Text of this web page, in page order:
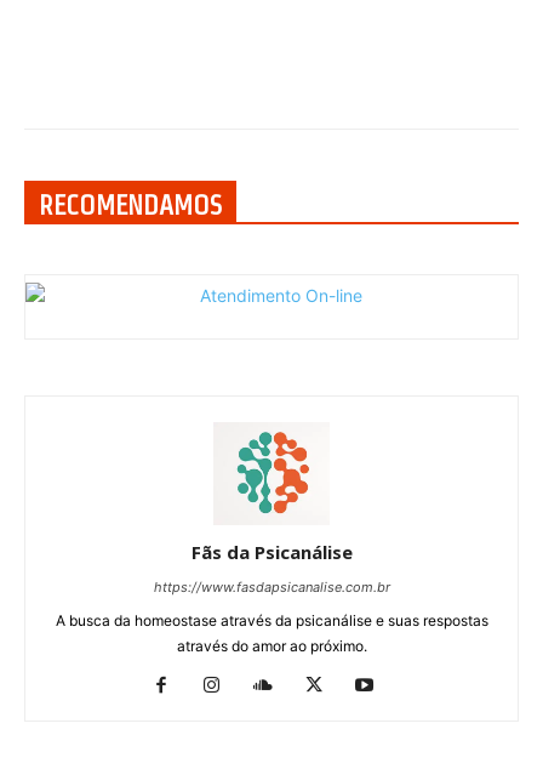
RECOMENDAMOS
Fãs da Psicanálise
https://www.fasdapsicanalise.com.br
A busca da homeostase através da psicanálise e suas respostas
através do amor ao próximo.